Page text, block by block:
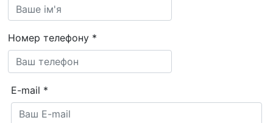
Номер телефону *
E-mail *